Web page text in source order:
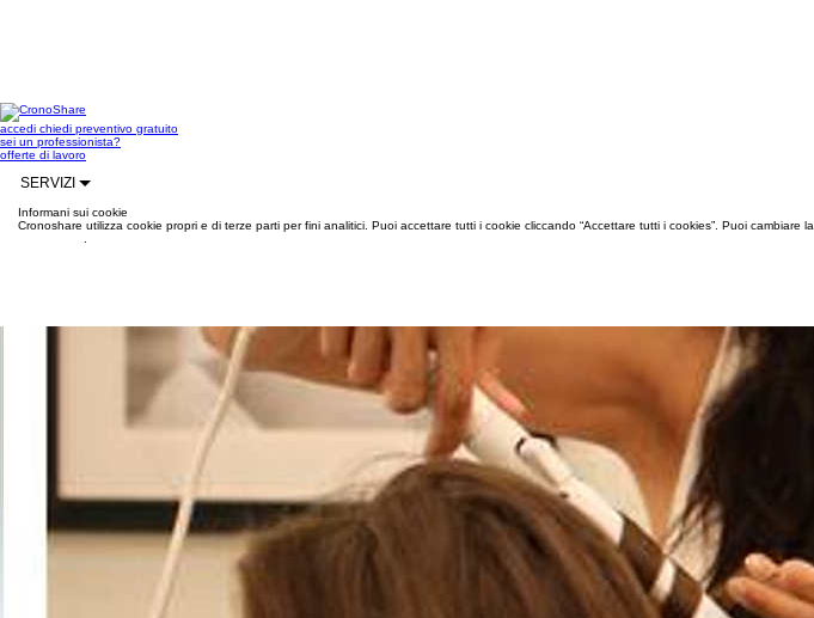
accedi chiedi preventivo gratuito
sei un professionista?
offerte di lavoro
SERVIZI
Informani sui cookie
Cronoshare utilizza cookie propri e di terze parti per fini analitici. Puoi accettare tutti i cookie cliccando “Accettare tutti i cookies”. Puoi cambiare la